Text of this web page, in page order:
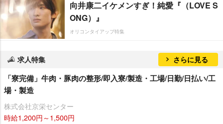
向井康二イケメンすぎ！純愛『（LOVE S
ONG）』
オリコンタイアップ特集
求人特集 さらに見る
「寮完備」牛肉・豚肉の整形/即入寮/製造・工場/日勤/日払い/工
場・製造
株式会社京栄センター
時給1,200円～1,500円